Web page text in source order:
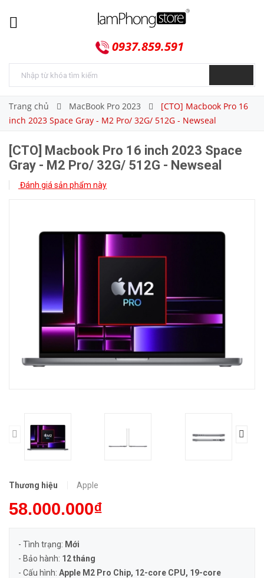
0937.859.591
Trang chủ MacBook Pro 2023
[CTO] Macbook Pro 16
inch 2023 Space Gray - M2 Pro/ 32G/ 512G - Newseal
[CTO] Macbook Pro 16 inch 2023 Space
Gray - M2 Pro/ 32G/ 512G - Newseal
Đánh giá sản phẩm này
Thương hiệu Apple
58.000.000₫
- Tình trạng: Mới
- Bảo hành: 12 tháng
- Cấu hình: Apple M2 Pro Chip, 12-core CPU, 19-core